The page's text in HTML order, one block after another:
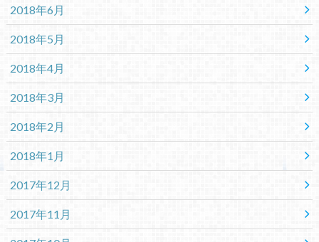
2018年6月
2018年5月
2018年4月
2018年3月
2018年2月
2018年1月
2017年12月
2017年11月